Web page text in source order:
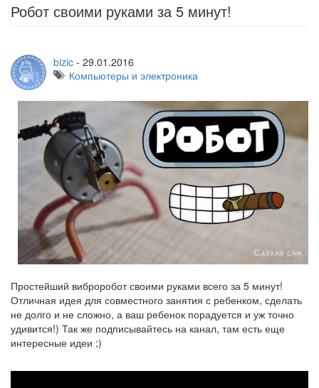
Робот своими руками за 5 минут!
bizic - 29.01.2016
Компьютеры и электроника
Простейший виброробот своими руками всего за 5 минут!
Отличная идея для совместного занятия с ребенком, сделать
не долго и не сложно, а ваш ребенок порадуется и уж точно
удивится!) Так же подписывайтесь на канал, там есть еще
интересные идеи ;)